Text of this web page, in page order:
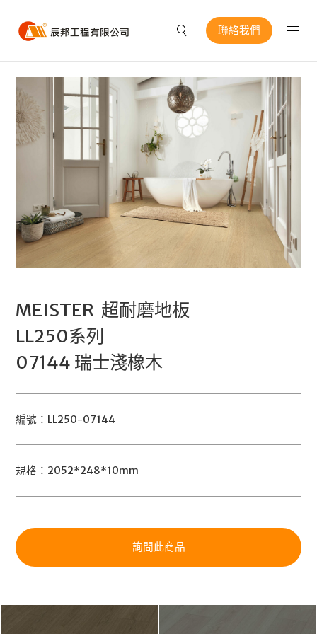
聯絡我們
MEISTER 超耐磨地板
LL250系列
07144 瑞士淺橡木
編號：LL250-07144
規格：2052*248*10mm
詢問此商品